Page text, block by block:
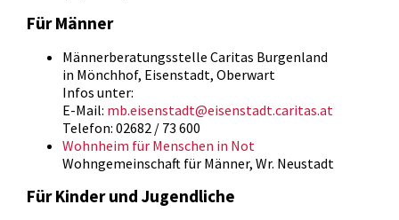
Für Männer
Männerberatungsstelle Caritas Burgenland
in Mönchhof, Eisenstadt, Oberwart
Infos unter:
E-Mail: mb.eisenstadt@eisenstadt.caritas.at
Telefon: 02682 / 73 600
Wohnheim für Menschen in Not
Wohngemeinschaft für Männer, Wr. Neustadt
Für Kinder und Jugendliche